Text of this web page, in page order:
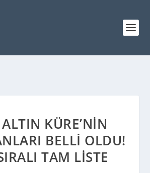
KÜRE’NIN
BELLI OLDU!
TAM LISTE